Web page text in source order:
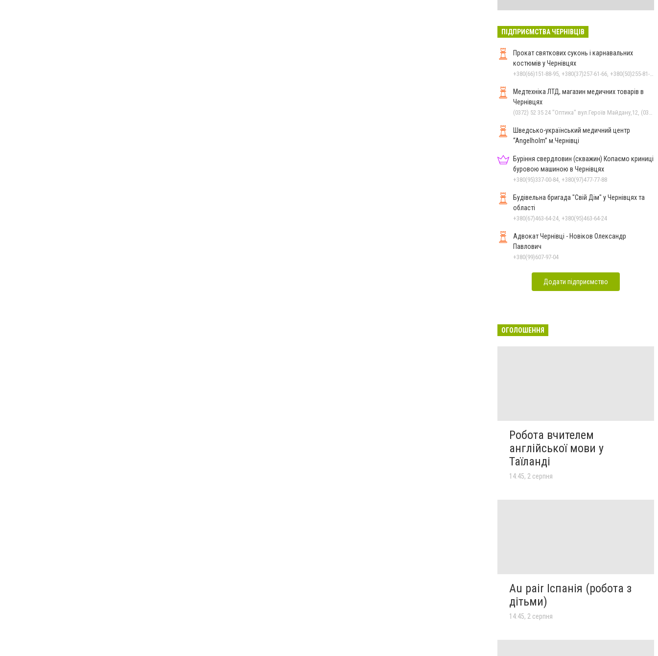
ПІДПРИЄМСТВА ЧЕРНІВЦІВ
Прокат святкових суконь і карнавальних
костюмів у Чернівцях
Медтехніка ЛТД, магазин медичних товарів в
Чернівцях
Шведсько-український медичний центр
“Angelholm” м.Чернівці
Буріння свердловин (скважин) Копаємо криниці
буровою машиною в Чернівцях
+380(95)337-00-84, +380(97)477-77-88
Будівельна бригада "Свій Дім" у Чернівцях та
області
+380(67)463-64-24, +380(95)463-64-24
Адвокат Чернівці - Новіков Олександр
Павлович
+380(99)607-97-04
Додати підприємство
ОГОЛОШЕННЯ
Робота вчителем
англійської мови у
Таїланді
14:45, 2 серпня
Au pair Іспанія (робота з
дітьми)
14:45, 2 серпня